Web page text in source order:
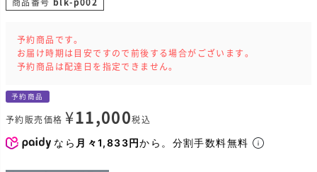
商品番号 blk-p002
予約商品です。
お届け時期は目安ですので前後する場合がございます。
予約商品は配達日を指定できません。
予約商品
予約販売価格 ¥11,000税込
なら 月々1,833円から。分割手数料無料